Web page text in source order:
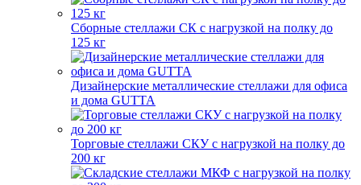
Сборные стеллажи СК с нагрузкой на полку до
125 кг
Дизайнерские металлические стеллажи для офиса
и дома GUTTA
Торговые стеллажи СКУ с нагрузкой на полку до
200 кг